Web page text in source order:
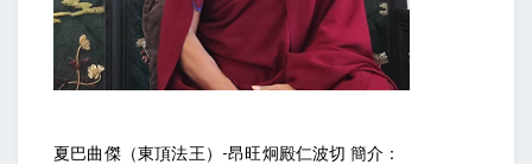
夏巴曲傑（東頂法王）-昂旺炯殿仁波切 簡介：